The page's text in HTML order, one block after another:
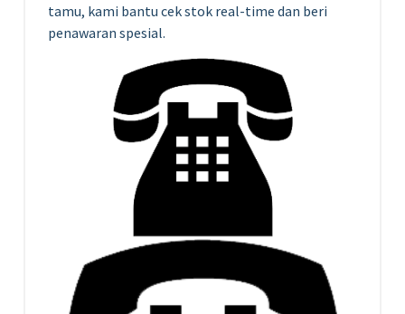
tamu, kami bantu cek stok real-time dan beri
penawaran spesial.